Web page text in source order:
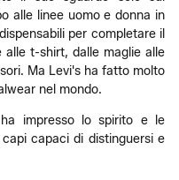
alle linee uomo e donna in
per completare il
t-shirt, dalle maglie alle
Ma Levi's ha fatto molto
nel mondo.
impresso lo spirito e le
capaci di distinguersi e